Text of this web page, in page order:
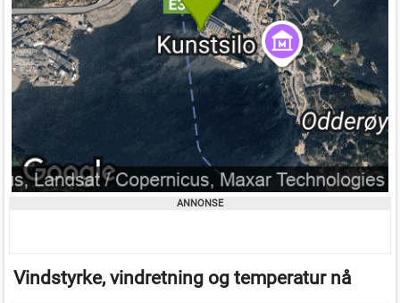
Vindstyrke, vindretning og temperatur nå